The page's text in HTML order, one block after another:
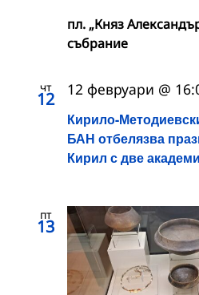
пл. „Княз
събрание
чт
12
Кирило-
БАН отбелязва
Кирил с две
12 февруари @
пт
13